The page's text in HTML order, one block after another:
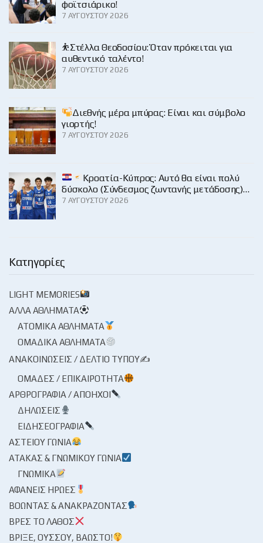
φοϊτσιάρικο!
7 ΑΥΓΟΎΣΤΟΥ 2026
⛹️Στέλλα Θεοδοσίου: Όταν πρόκειται για
αυθεντικό ταλέντο!
7 ΑΥΓΟΎΣΤΟΥ 2026
Διεθνής μέρα μπύρας: Είναι και σύμβολο
γιορτής!
7 ΑΥΓΟΎΣΤΟΥ 2026
Κροατία-Κύπρος: Αυτό θα είναι πολύ
δύσκολο (Σύνδεσμος ζωντανής μετάδοσης)…
7 ΑΥΓΟΎΣΤΟΥ 2026
Κατηγορίες
LIGHT MEMORIES
ΆΛΛΑ ΑΘΛΉΜΑΤΑ
ΑΤΟΜΙΚΆ ΑΘΛΉΜΑΤΑ
ΟΜΑΔΙΚΆ ΑΘΛΉΜΑΤΑ
ΑΝΑΚΟΙΝΏΣΕΙΣ / ΔΕΛΤΊΟ ΤΎΠΟΥ✍
ΟΜΆΔΕΣ / ΕΠΙΚΑΙΡΌΤΗΤΑ
ΑΡΘΡΟΓΡΑΦΊΑ / ΑΠΌΗΧΟΙ
ΔΗΛΏΣΕΙΣ
ΕΙΔΗΣΕΟΓΡΑΦΊΑ
ΑΣΤΕΊΟΥ ΓΩΝΊΑ
ΑΤΆΚΑΣ & ΓΝΩΜΙΚΟΎ ΓΩΝΊΑ
ΓΝΩΜΙΚΆ
ΑΦΑΝΕΊΣ ΉΡΩΕΣ
ΒΟΏΝΤΑΣ & ΑΝΑΚΡΆΖΟΝΤΑΣ
ΒΡΕΣ ΤΟ ΛΆΘΟΣ
ΒΡΊΞΕ, ΟΎΣΣΟΥ, ΒΆΩΣΤΟ!